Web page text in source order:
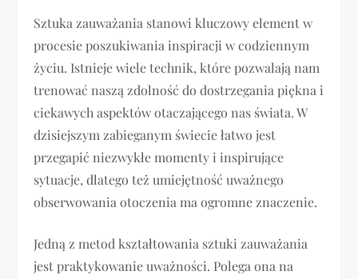
Sztuka zauważania stanowi kluczowy element w
procesie poszukiwania inspiracji w codziennym
życiu. Istnieje wiele technik, które pozwalają nam
trenować naszą zdolność do dostrzegania piękna i
ciekawych aspektów otaczającego nas świata. W
dzisiejszym zabieganym świecie łatwo jest
przegapić niezwykłe momenty i inspirujące
sytuacje, dlatego też umiejętność uważnego
obserwowania otoczenia ma ogromne znaczenie.
Jedną z metod kształtowania sztuki zauważania
jest praktykowanie uważności. Polega ona na